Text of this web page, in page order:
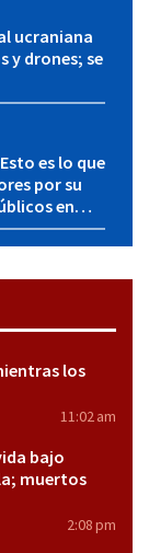
ucraniana
y drones; se
es lo que
por su
en
los
11:02 am
bajo
muertos
2:08 pm